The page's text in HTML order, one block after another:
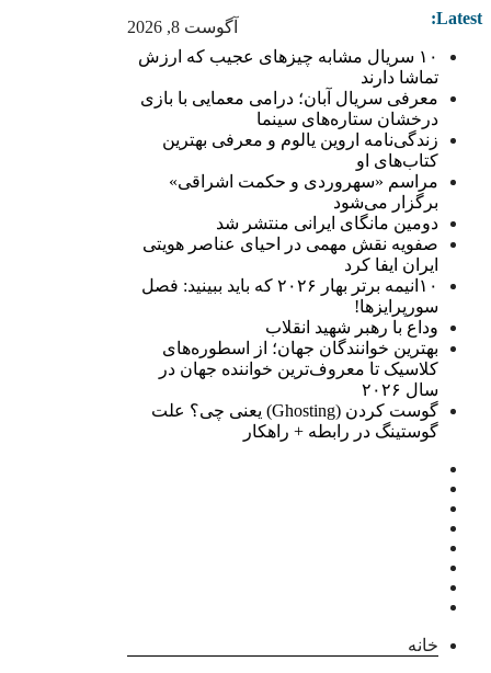
آگوست 8, 2026 Latest:
۱۰ سریال مشابه چیزهای عجیب که ارزش
تماشا دارند
معرفی سریال آبان؛ درامی معمایی با بازی
درخشان ستاره‌های سینما
زندگی‌نامه اروین یالوم و معرفی بهترین
کتاب‌های او
مراسم «سهروردی و حکمت اشراقی»
برگزار می‌شود
دومین مانگای ایرانی منتشر شد
صفویه نقش مهمی در احیای عناصر هویتی
ایران ایفا کرد
۱۰انیمه برتر بهار ۲۰۲۶ که باید ببینید: فصل
سورپرایزها!
وداع با رهبر شهید انقلاب
بهترین خوانندگان جهان؛ از اسطوره‌های
کلاسیک تا معروف‌ترین خواننده جهان در
سال ۲۰۲۶
گوست کردن (Ghosting) یعنی چی؟ علت
گوستینگ در رابطه + راهکار
خانه